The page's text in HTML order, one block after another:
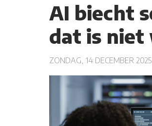
AI biecht
dat is
ZONDAG, 14 DECEMBER 2025